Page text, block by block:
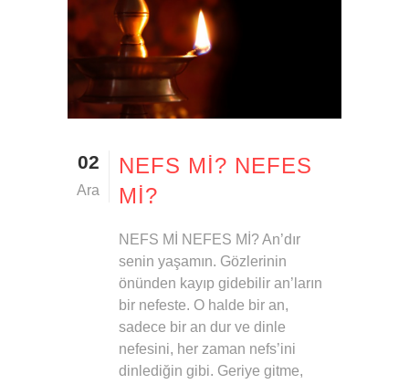
02
Ara
NEFS MI? NEFES
MI?
NEFS Mİ NEFES Mİ? An’dır
senin yaşamın. Gözlerinin
önünden kayıp gidebilir an’ların
bir nefeste. O halde bir an,
sadece bir an dur ve dinle
nefesini, her zaman nefs’ini
dinlediğin gibi. Geriye gitme,